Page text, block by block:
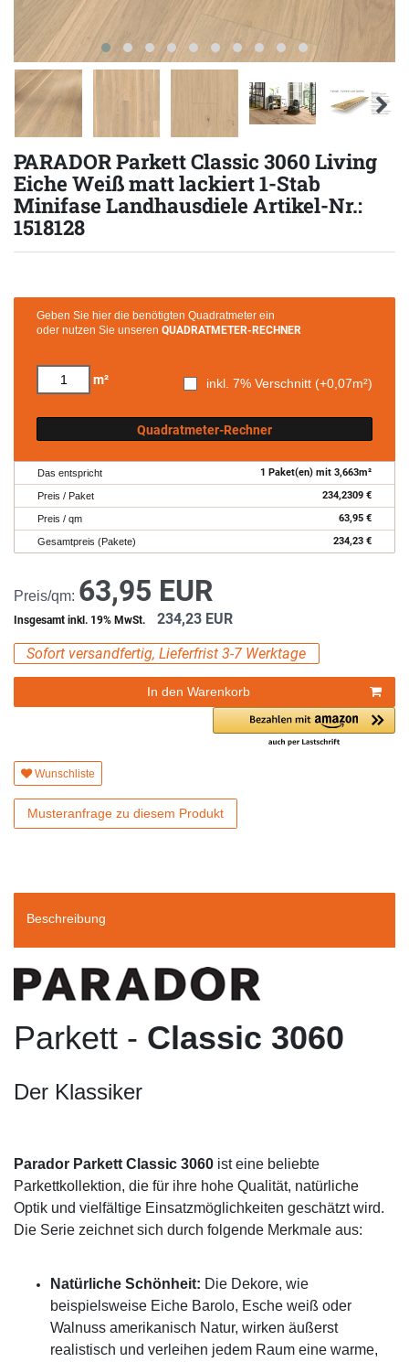
PARADOR Parkett Classic 3060 Living
Eiche Weiß matt lackiert 1-Stab
Minifase Landhausdiele Artikel-Nr.:
1518128
Geben Sie hier die benötigten Quadratmeter ein
oder nutzen Sie unseren QUADRATMETER-RECHNER
m² inkl. 7% Verschnitt (+0,07m²)
Quadratmeter-Rechner
Das entspricht 1 Paket(en) mit 3,663m²
Preis / Paket 234,2309 €
Preis / qm 63,95 €
Gesamtpreis (Pakete) 234,23 €
Preis/qm: 63,95 EUR
Insgesamt inkl. 19% MwSt. 234,23 EUR
Sofort versandfertig, Lieferfrist 3-7 Werktage
In den Warenkorb
Wunschliste
Musteranfrage zu diesem Produkt
Beschreibung
Parkett - Classic 3060
Der Klassiker
Parador Parkett Classic 3060 ist eine beliebte
Parkettkollektion, die für ihre hohe Qualität, natürliche
Optik und vielfältige Einsatzmöglichkeiten geschätzt wird.
Die Serie zeichnet sich durch folgende Merkmale aus:
Natürliche Schönheit: Die Dekore, wie
beispielsweise Eiche Barolo, Esche weiß oder
Walnuss amerikanisch Natur, wirken äußerst
realistisch und verleihen jedem Raum eine warme,